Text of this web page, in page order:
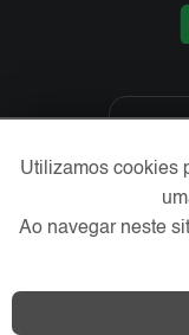
Utilizamos cookies
Ao navegar neste